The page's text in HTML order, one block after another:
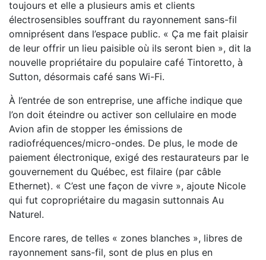
toujours et elle a plusieurs amis et clients
électrosensibles souffrant du rayonnement sans-fil
omniprésent dans l’espace public. « Ça me fait plaisir
de leur offrir un lieu paisible où ils seront bien », dit la
nouvelle propriétaire du populaire café Tintoretto, à
Sutton, désormais café sans Wi-Fi.
À l’entrée de son entreprise, une affiche indique que
l’on doit éteindre ou activer son cellulaire en mode
Avion afin de stopper les émissions de
radiofréquences/micro-ondes. De plus, le mode de
paiement électronique, exigé des restaurateurs par le
gouvernement du Québec, est filaire (par câble
Ethernet). « C’est une façon de vivre », ajoute Nicole
qui fut copropriétaire du magasin suttonnais Au
Naturel.
Encore rares, de telles « zones blanches », libres de
rayonnement sans-fil, sont de plus en plus en